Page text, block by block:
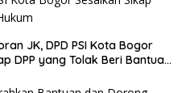
JK, DPD PSI Kota Bogor
DPP yang Tolak Beri Bantuan